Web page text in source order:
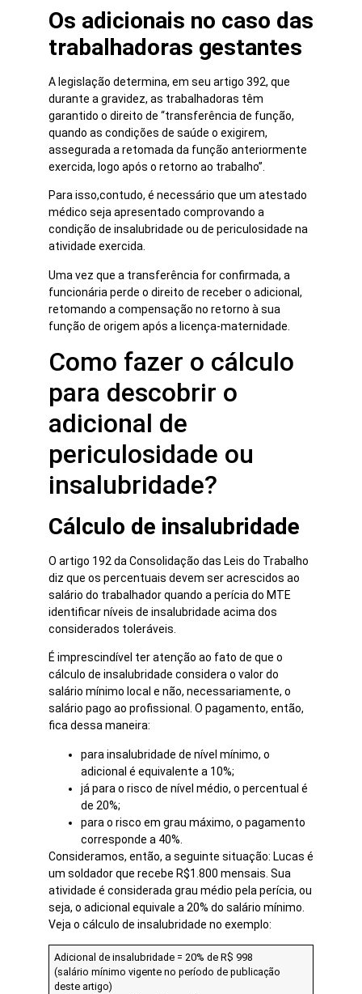
Os adicionais no caso das
trabalhadoras gestantes
A legislação determina, em seu artigo 392, que
durante a gravidez, as trabalhadoras têm
garantido o direito de “transferência de função,
quando as condições de saúde o exigirem,
assegurada a retomada da função anteriormente
exercida, logo após o retorno ao trabalho”.
Para isso,contudo, é necessário que um atestado
médico seja apresentado comprovando a
condição de insalubridade ou de periculosidade na
atividade exercida.
Uma vez que a transferência for confirmada, a
funcionária perde o direito de receber o adicional,
retomando a compensação no retorno à sua
função de origem após a licença-maternidade.
Como fazer o cálculo
para descobrir o
adicional de
periculosidade ou
insalubridade?
Cálculo de insalubridade
O artigo 192 da Consolidação das Leis do Trabalho
diz que os percentuais devem ser acrescidos ao
salário do trabalhador quando a perícia do MTE
identificar níveis de insalubridade acima dos
considerados toleráveis.
É imprescindível ter atenção ao fato de que o
cálculo de insalubridade considera o valor do
salário mínimo local e não, necessariamente, o
salário pago ao profissional. O pagamento, então,
fica dessa maneira:
para insalubridade de nível mínimo, o
adicional é equivalente a 10%;
já para o risco de nível médio, o percentual é
de 20%;
para o risco em grau máximo, o pagamento
corresponde a 40%.
Consideramos, então, a seguinte situação: Lucas é
um soldador que recebe R$1.800 mensais. Sua
atividade é considerada grau médio pela perícia, ou
seja, o adicional equivale a 20% do salário mínimo.
Veja o cálculo de insalubridade no exemplo:
Adicional de insalubridade = 20% de R$ 998
(salário mínimo vigente no período de publicação
deste artigo)